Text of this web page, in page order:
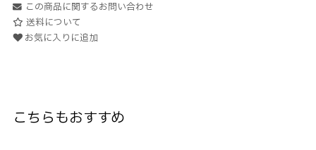
この商品に関するお問い合わせ
送料について
お気に入りに追加
こちらもおすすめ